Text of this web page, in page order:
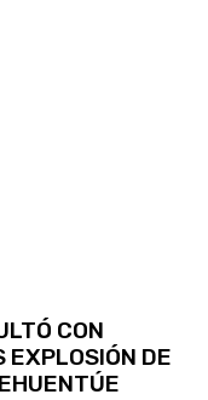
CON
EXPLOSIÓN DE